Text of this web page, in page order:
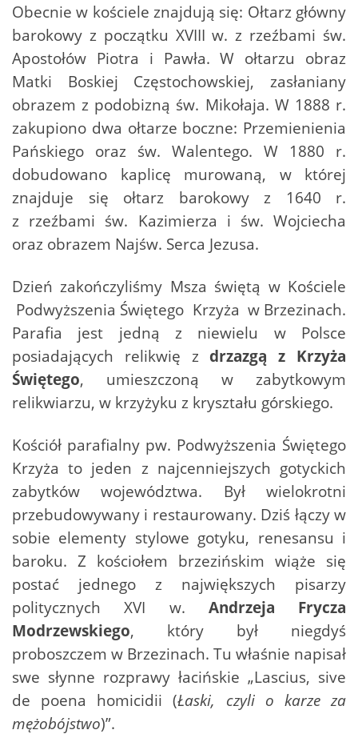
Obecnie w kościele znajdują się: Ołtarz główny
barokowy z początku XVIII w. z rzeźbami św.
Apostołów Piotra i Pawła. W ołtarzu obraz
Matki Boskiej Częstochowskiej, zasłaniany
obrazem z podobizną św. Mikołaja. W 1888 r.
zakupiono dwa ołtarze boczne: Przemienienia
Pańskiego oraz św. Walentego. W 1880 r.
dobudowano kaplicę murowaną, w której
znajduje się ołtarz barokowy z 1640 r.
z rzeźbami św. Kazimierza i św. Wojciecha
oraz obrazem Najśw. Serca Jezusa.
Dzień zakończyliśmy Msza świętą w Kościele
Podwyższenia Świętego Krzyża w Brzezinach.
Parafia jest jedną z niewielu w Polsce
posiadających relikwię zdrzazgą z Krzyża
Świętego, umieszczoną w zabytkowym
relikwiarzu, w krzyżyku z kryształu górskiego.
Kościół parafialny pw. Podwyższenia Świętego
Krzyża to jeden z najcenniejszych gotyckich
zabytków województwa. Był wielokrotni
przebudowywany i restaurowany. Dziś łączy w
sobie elementy stylowe gotyku, renesansu i
baroku. Z kościołem brzezińskim wiąże się
postać jednego z największych pisarzy
politycznych XVI w. Andrzeja Frycza
Modrzewskiego, który był niegdyś
proboszczem w Brzezinach. Tu właśnie napisał
swe słynne rozprawy łacińskie „Lascius, sive
de poena homicidii (Łaski, czyli o karze za
mężobójstwo)”.